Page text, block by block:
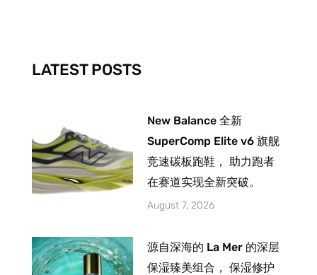
-
f
m
LATEST POSTS
New Balance 全新
SuperComp Elite v6 旗舰
竞速碳板跑鞋， 助力跑者
在赛道实现全新突破。
August 7, 2026
源自深海的 La Mer 的深层
保湿臻美组合， 保湿修护